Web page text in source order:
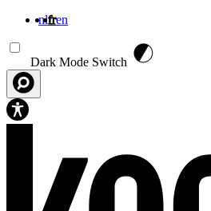
nlfren
Dark Mode Switch